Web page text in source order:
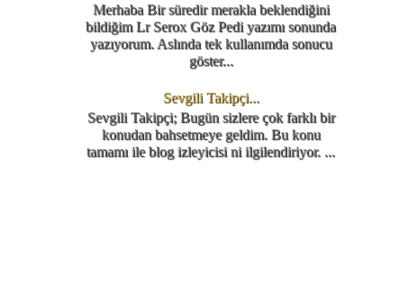
Merhaba Bir süredir merakla beklendiğini
bildiğim Lr Serox Göz Pedi yazımı sonunda
yazıyorum. Aslında tek kullanımda sonucu
göster...
Sevgili Takipçi...
Sevgili Takipçi; Bugün sizlere çok farklı bir
konudan bahsetmeye geldim. Bu konu
tamamı ile blog izleyicisi ni ilgilendiriyor. ...